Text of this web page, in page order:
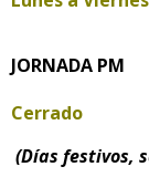
JORNADA PM
Cerrado
(Días festivos,